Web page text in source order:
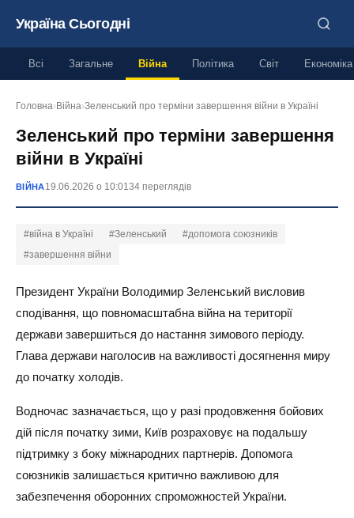
Україна Сьогодні
Всі Загальне Війна Політика Світ Економіка
Головна› Війна›Зеленський про терміни завершення війни в Україні
Зеленський про терміни завершення
війни в Україні
ВІЙНА19.06.2026 о 10:0134 переглядів
#війна в Україні #Зеленський
#допомога союзників
#завершення війни
Президент України Володимир Зеленський висловив
сподівання, що повномасштабна війна на території
держави завершиться до настання зимового періоду.
Глава держави наголосив на важливості досягнення миру
до початку холодів.
Водночас зазначається, що у разі продовження бойових
дій після початку зими, Київ розраховує на подальшу
підтримку з боку міжнародних партнерів. Допомога
союзників залишається критично важливою для
забезпечення оборонних спроможностей України.